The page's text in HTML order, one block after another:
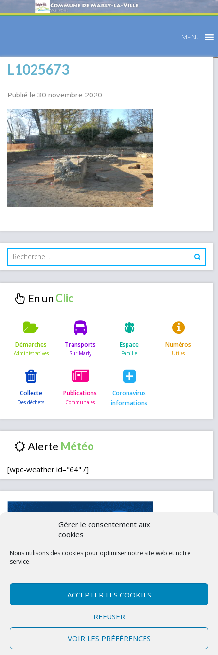
Gérer le consentement aux
cookies
Nous utilisons des cookies pour optimiser notre site web et notre
service.
ACCEPTER LES COOKIES
REFUSER
VOIR LES PRÉFÉRENCES
MENU
L1025673
Publié le 30 novembre 2020
En un
Démarches Transports Espace Numéros
Collecte Publications
Coronavirus
informations
Alerte
[wpc-weather id="64" /]
Politique de confidentialité (UE)
Copyright © 2026 Marly-la-Ville
Site conçu et développé par l'Union des